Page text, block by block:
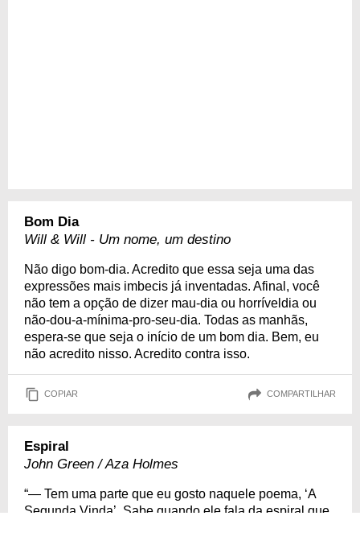
Bom Dia
Will & Will - Um nome, um destino
Não digo bom-dia. Acredito que essa seja uma das
expressões mais imbecis já inventadas. Afinal, você
não tem a opção de dizer mau-dia ou horríveldia ou
não-dou-a-mínima-pro-seu-dia. Todas as manhãs,
espera-se que seja o início de um bom dia. Bem, eu
não acredito nisso. Acredito contra isso.
COPIAR COMPARTILHAR
Espiral
John Green / Aza Holmes
“— Tem uma parte que eu gosto naquele poema, ‘A
Segunda Vinda’. Sabe quando ele fala da espiral que